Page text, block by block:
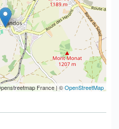
France | ©OpenStreetMap